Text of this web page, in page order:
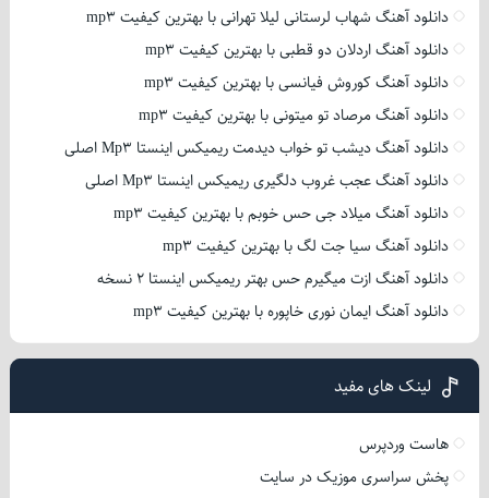
دانلود آهنگ شهاب لرستانی لیلا تهرانی با بهترین کیفیت mp3
دانلود آهنگ اردلان دو قطبی با بهترین کیفیت mp3
دانلود آهنگ کوروش فیانسی با بهترین کیفیت mp3
دانلود آهنگ مرصاد تو میتونی با بهترین کیفیت mp3
دانلود آهنگ دیشب تو خواب دیدمت ریمیکس اینستا Mp3 اصلی
دانلود آهنگ عجب غروب دلگیری ریمیکس اینستا Mp3 اصلی
دانلود آهنگ میلاد جی حس خوبم با بهترین کیفیت mp3
دانلود آهنگ سیا جت لگ با بهترین کیفیت mp3
دانلود آهنگ ازت میگیرم حس بهتر ریمیکس اینستا 2 نسخه
دانلود آهنگ ایمان نوری خاپوره با بهترین کیفیت mp3
لینک های مفید
هاست وردپرس
پخش سراسری موزیک در سایت